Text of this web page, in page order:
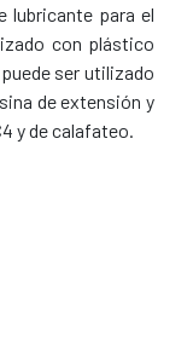
lubricante para el
con plástico
ser utilizado
de extensión y
y de calafateo.